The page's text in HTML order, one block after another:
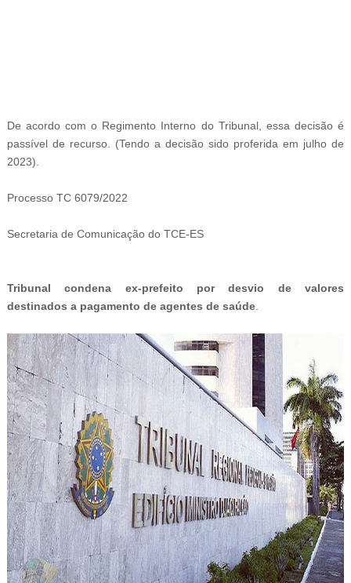
De acordo com o Regimento Interno do Tribunal, essa decisão é
passível de recurso. (Tendo a decisão sido proferida em julho de
2023).
Processo TC 6079/2022
Secretaria de Comunicação do TCE-ES
Tribunal condena ex-prefeito por desvio de valores
destinados a pagamento de agentes de saúde.